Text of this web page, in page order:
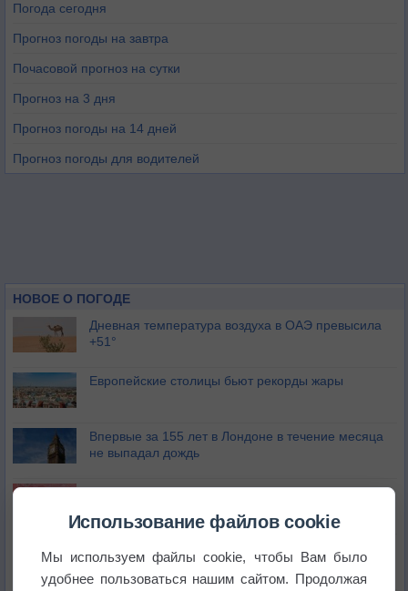
Погода сегодня
Прогноз погоды на завтра
Почасовой прогноз на сутки
Прогноз на 3 дня
Прогноз погоды на 14 дней
Прогноз погоды для водителей
НОВОЕ О ПОГОДЕ
Дневная температура воздуха в ОАЭ превысила
+51°
Европейские столицы бьют рекорды жары
Впервые за 155 лет в Лондоне в течение месяца
не выпадал дождь
Лето продолжит щедро раздавать своё тепло!
Использование файлов cookie
Мы используем файлы cookie, чтобы Вам было
удобнее пользоваться нашим сайтом. Продолжая